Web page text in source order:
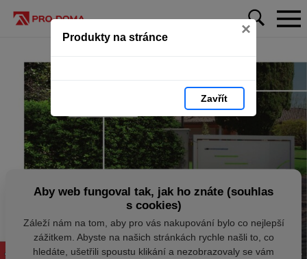
Produkty na stránce ×
Zavřít
Aby web fungoval tak, jak ho znáte (souhlas
s cookies)
Záleží nám na tom, aby pro vás nakupování bylo co nejlepší
zážitkem. Abyste na našich stránkách rychle našli to, co
hledáte, ušetřili spoustu klikání a nezobrazovaly se vám